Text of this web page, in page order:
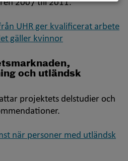
2007 till 2011.
UHR ger kvalificerat arbete
gäller kvinnor
och utländsk
projektets delstudier och
när personer med utländsk